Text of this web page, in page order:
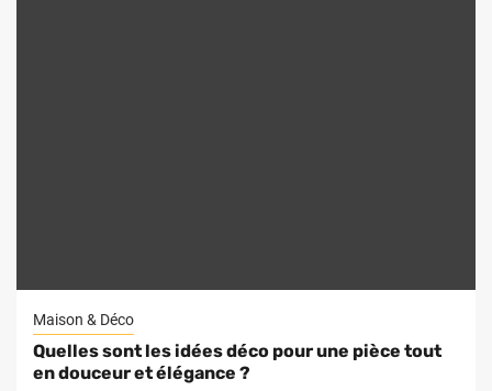
Maison & Déco
Quelles sont les idées déco pour une pièce tout
en douceur et élégance ?